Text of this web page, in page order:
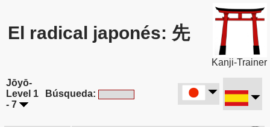
El radical japonés: 先
Kanji-Trainer
Jōyō-
Level 1
- 7
Búsqueda: